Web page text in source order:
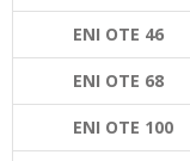
ENI OTE 46
ENI OTE 68
ENI OTE 100